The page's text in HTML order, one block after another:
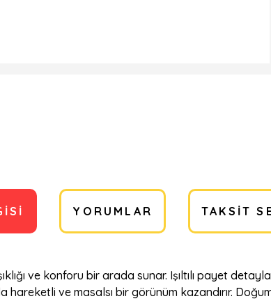
YORUMLAR TAKSIT
ve konforu bir arada sunar. Işıltılı payet
hareketli ve masalsı bir görünüm kazandırır.